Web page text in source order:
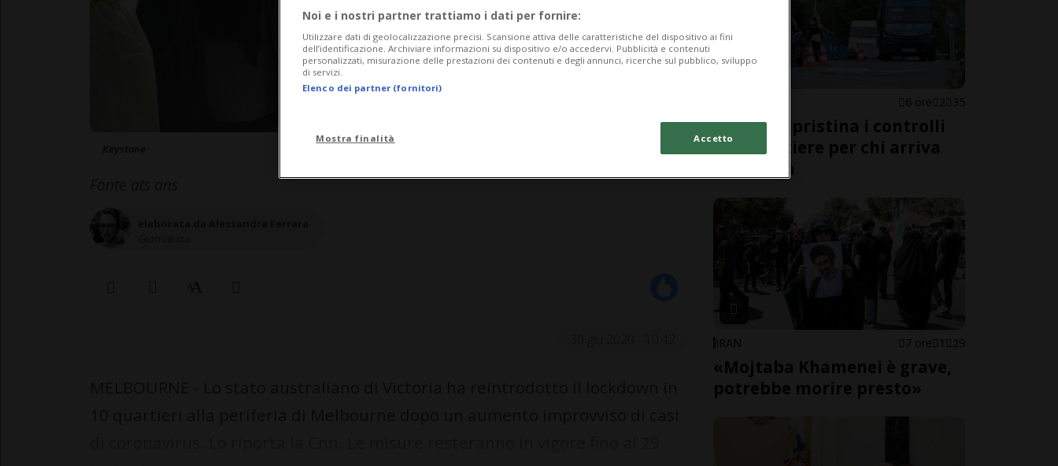
6 ore 2 35
Madrid ripristina i controlli
alle frontiere per chi arriva
IRAN 7 ore 1 29
«Mojtaba Khamenei è grave,
potrebbe morire presto»
Noi e i nostri partner trattiamo i dati per fornire:
Utilizzare dati di geolocalizzazione precisi. Scansione attiva delle caratteristiche del dispositivo ai fini
dell’identificazione. Archiviare informazioni su dispositivo e/o accedervi. Pubblicità e contenuti
personalizzati, misurazione delle prestazioni dei contenuti e degli annunci, ricerche sul pubblico, sviluppo
di servizi.
Elenco dei partner (fornitori)
Mostra finalità Accetto